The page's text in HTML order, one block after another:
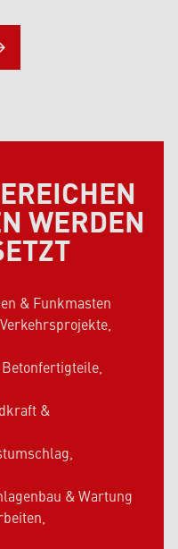
WERDEN
& Funkmasten
&
& Wartung